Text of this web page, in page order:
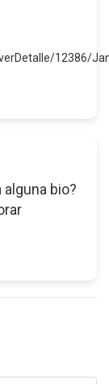
12386/
bio?